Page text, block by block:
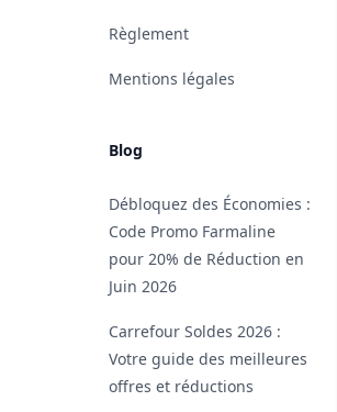
Règlement
Mentions légales
Blog
Débloquez des Économies :
Code Promo Farmaline
pour 20% de Réduction en
Juin 2026
Carrefour Soldes 2026 :
Votre guide des meilleures
offres et réductions